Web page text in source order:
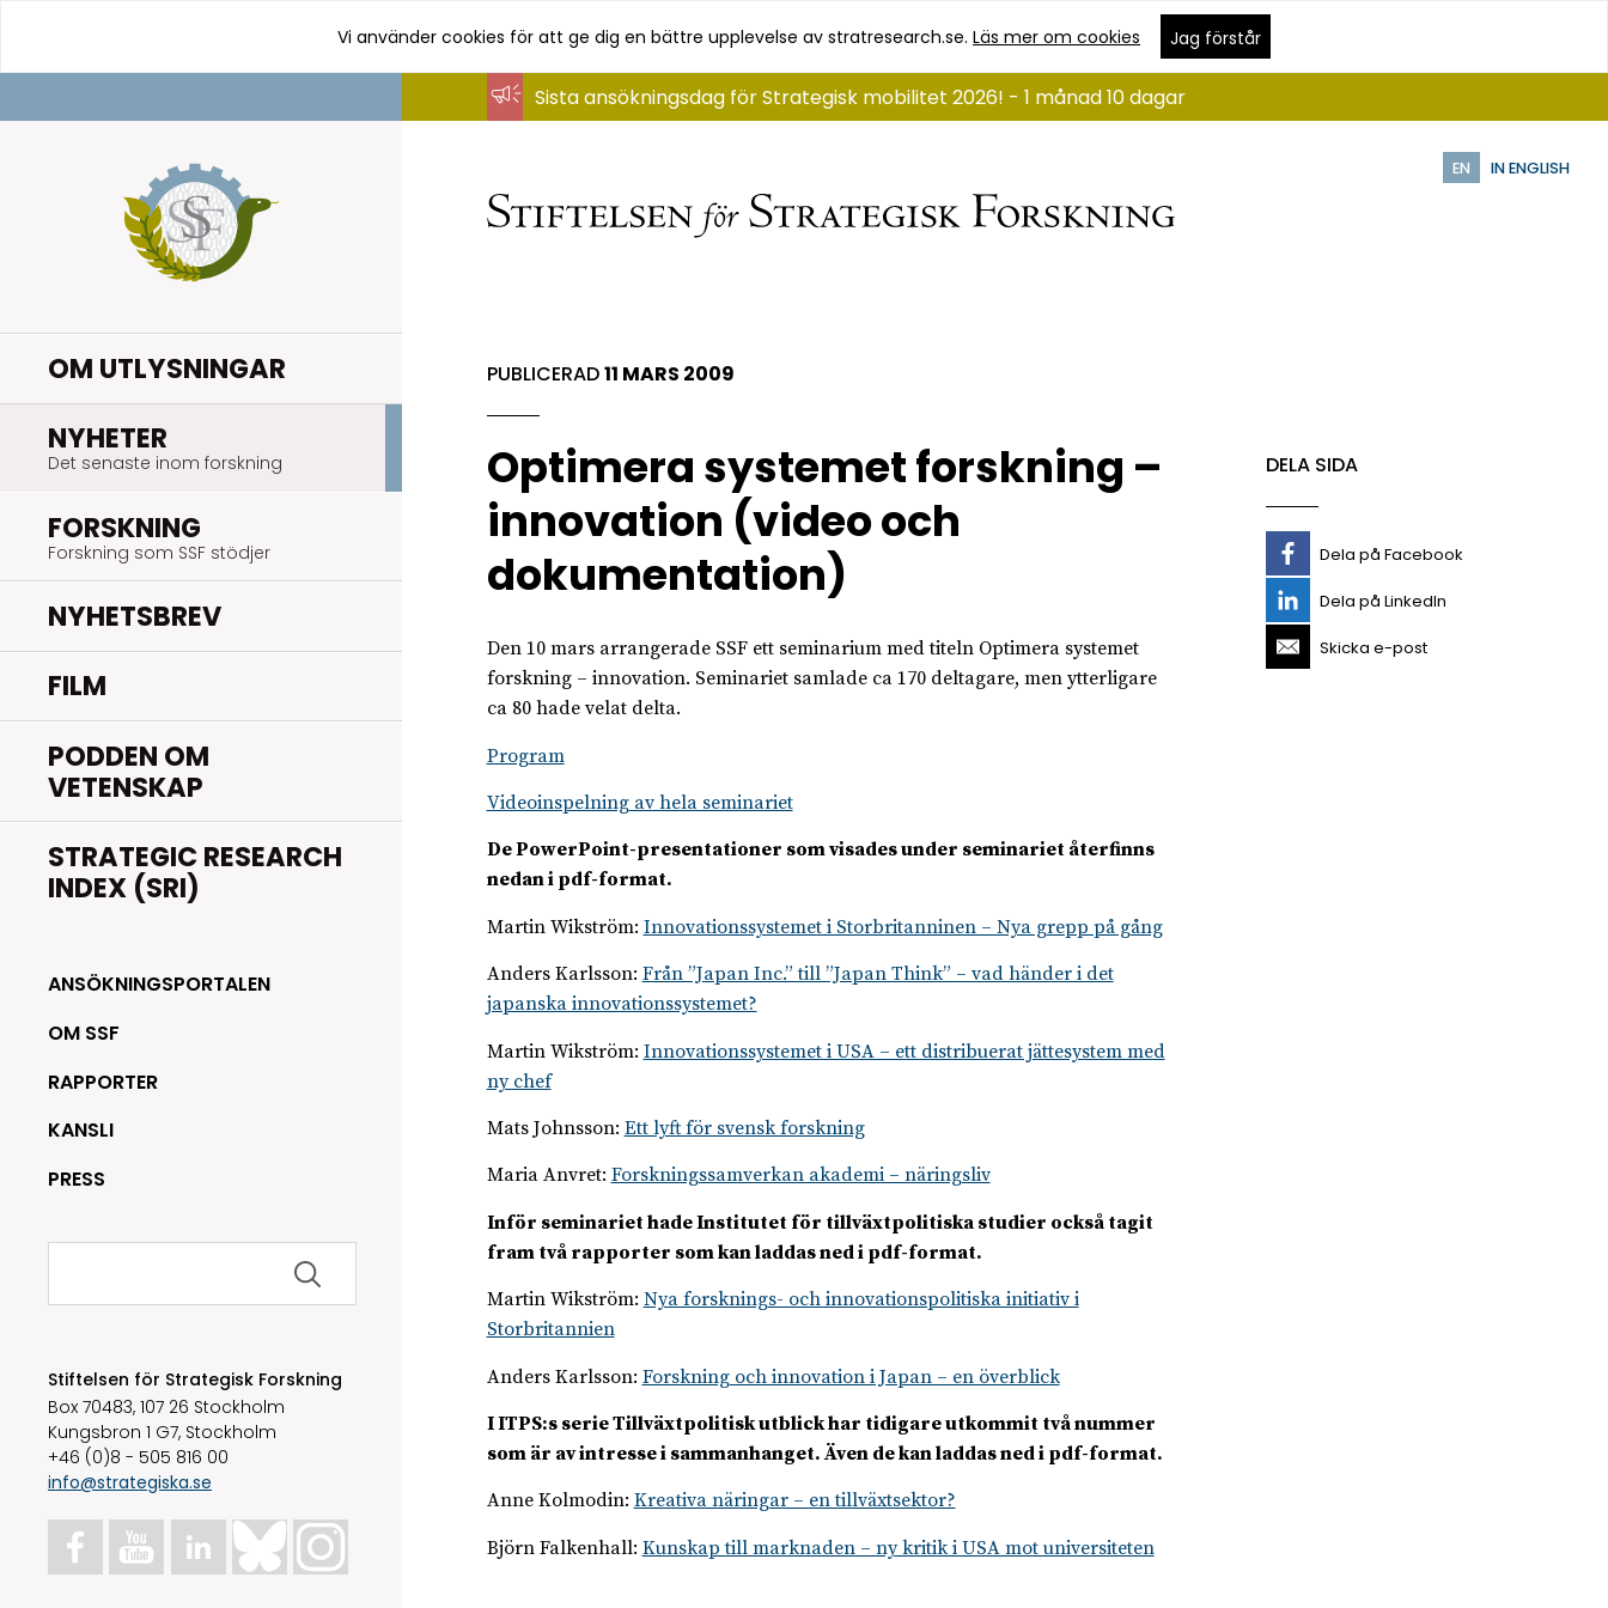
innehåll
Vi använder cookies för att ge dig en bättre upplevelse av stratresearch.se.Läs mer om cookies Jag förstår
EN IN ENGLISH
OM UTLYSNINGAR
NYHETER
Det senaste inom forskning
FORSKNING
Forskning som SSF stödjer
NYHETSBREV
FILM
PODDEN OM
VETENSKAP
STRATEGIC RESEARCH
INDEX (SRI)
ANSÖKNINGSPORTALEN
OM SSF
RAPPORTER
KANSLI
PRESS
Sök
Stiftelsen för Strategisk Forskning
Box 70483, 107 26 Stockholm
Kungsbron 1 G7, Stockholm
+46 (0)8 - 505 816 00
info@strategiska.se
Sista ansökningsdag för Strategisk mobilitet 2026! - 1 månad 10 dagar
PUBLICERAD11 MARS 2009
Optimera systemet forskning –
innovation (video och
dokumentation)
Den 10 mars arrangerade SSF ett seminarium med titeln Optimera systemet
forskning – innovation. Seminariet samlade ca 170 deltagare, men ytterligare
ca 80 hade velat delta.
Program
Videoinspelning av hela seminariet
De PowerPoint-presentationer som visades under seminariet återfinns
nedan i pdf-format.
Martin Wikström: Innovationssystemet i Storbritanninen – Nya grepp på gång
Anders Karlsson: Från ”Japan Inc.” till ”Japan Think” – vad händer i det
japanska innovationssystemet?
Martin Wikström: Innovationssystemet i USA – ett distribuerat jättesystem med
ny chef
Mats Johnsson: Ett lyft för svensk forskning
Maria Anvret: Forskningssamverkan akademi – näringsliv
Inför seminariet hade Institutet för tillväxtpolitiska studier också tagit
fram två rapporter som kan laddas ned i pdf-format.
Martin Wikström: Nya forsknings- och innovationspolitiska initiativ i
Storbritannien
Anders Karlsson: Forskning och innovation i Japan – en överblick
I ITPS:s serie Tillväxtpolitisk utblick har tidigare utkommit två nummer
som är av intresse i sammanhanget. Även de kan laddas ned i pdf-format.
Anne Kolmodin: Kreativa näringar – en tillväxtsektor?
Björn Falkenhall: Kunskap till marknaden – ny kritik i USA mot universiteten
DELA SIDA
Dela på Facebook
Dela på LinkedIn
Skicka e-post